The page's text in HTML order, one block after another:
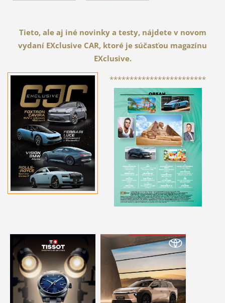
Tieto, ale aj iné novinky a testy, nájdete v novom
vydaní EXclusive CAR, ktoré je súčasťou magazínu
EXclusive.
************************